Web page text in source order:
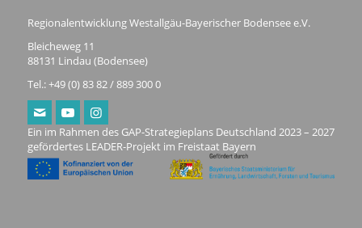
Regionalentwicklung Westallgäu-Bayerischer Bodensee e.V.
Bleicheweg 11
88131 Lindau (Bodensee)
Tel.: +49 (0) 83 82 / 889 300 0
Ein im Rahmen des GAP-Strategieplans Deutschland 2023 – 2027
gefördertes LEADER-Projekt im Freistaat Bayern